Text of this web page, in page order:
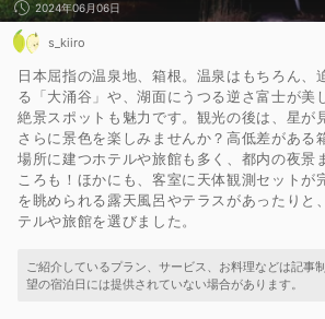
2024年06月06日
s_kiiro
日本屈指の温泉地、箱根。温泉はもちろん、
る「大涌谷」や、湖面にうつる逆さ富士が美
絶景スポットも魅力です。観光の後は、星が
さらに景色を楽しみませんか？高低差がある
場所に建つホテルや旅館も多く、都内の夜景
ころも！ほかにも、客室に天体観測セットが
を眺められる露天風呂やテラスがあったりと
テルや旅館を選びました。